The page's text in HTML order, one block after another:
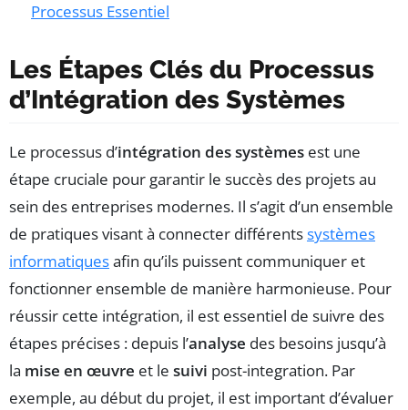
Processus Essentiel
Les Étapes Clés du Processus
d’Intégration des Systèmes
Le processus d’intégration des systèmes est une
étape cruciale pour garantir le succès des projets au
sein des entreprises modernes. Il s’agit d’un ensemble
de pratiques visant à connecter différentssystèmes
informatiquesafin qu’ils puissent communiquer et
fonctionner ensemble de manière harmonieuse. Pour
réussir cette intégration, il est essentiel de suivre des
étapes précises : depuis l’analyse des besoins jusqu’à
la mise en œuvre et le suivi post-integration. Par
exemple, au début du projet, il est important d’évaluer